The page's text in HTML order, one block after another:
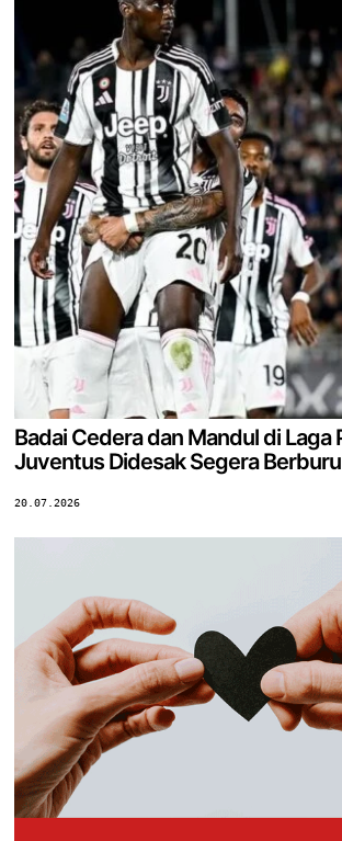
Badai Cedera dan Mandul di Laga
Juventus Didesak Segera
20.07.2026